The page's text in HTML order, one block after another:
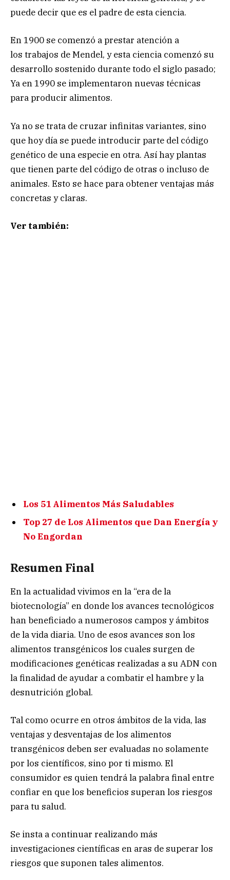
puede decir que es el padre de esta ciencia.
En 1900 se comenzó a prestar atención a
los trabajos de Mendel, y esta ciencia comenzó su
desarrollo sostenido durante todo el siglo pasado;
Ya en 1990 se implementaron nuevas técnicas
para producir alimentos.
Ya no se trata de cruzar infinitas variantes, sino
que hoy día se puede introducir parte del código
genético de una especie en otra. Así hay plantas
que tienen parte del código de otras o incluso de
animales. Esto se hace para obtener ventajas más
concretas y claras.
Ver también:
Los 51 Alimentos Más Saludables
Top 27 de Los Alimentos que Dan Energía y
No Engordan
Resumen Final
En la actualidad vivimos en la “era de la
biotecnología” en donde los avances tecnológicos
han beneficiado a numerosos campos y ámbitos
de la vida diaria. Uno de esos avances son los
alimentos transgénicos los cuales surgen de
modificaciones genéticas realizadas a su ADN con
la finalidad de ayudar a combatir el hambre y la
desnutrición global.
Tal como ocurre en otros ámbitos de la vida, las
ventajas y desventajas de los alimentos
transgénicos deben ser evaluadas no solamente
por los científicos, sino por ti mismo. El
consumidor es quien tendrá la palabra final entre
confiar en que los beneficios superan los riesgos
para tu salud.
Se insta a continuar realizando más
investigaciones científicas en aras de superar los
riesgos que suponen tales alimentos.